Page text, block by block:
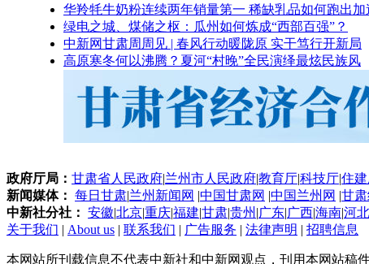
华羚牦牛奶粉连续两年销量第一 稀缺乳品如何跑出加
绿电之城、煤储之枢：瓜州如何炼成“西部百强”？
中新网甘肃周周见 | 春风行动暖陇原 实干笃行开新局
高原寒冬何以沸腾？夏河“村晚”全民演绎最炫民族风
政府厅局： 甘肃省人民政府|兰州市人民政府|教育厅|科技厅|住
新闻媒体： 每日甘肃|兰州新闻网 |中国甘肃网 |中国兰州网 |甘
中新社分社： 安徽|北京|重庆|福建|甘肃|贵州 |广东|广西|海南|河北
关于我们 | About us | 联系我们 | 广告服务 | 法律声明 | 招聘信息
本网站所刊载信息不代表中新社和中新网观点，刊用本网站稿